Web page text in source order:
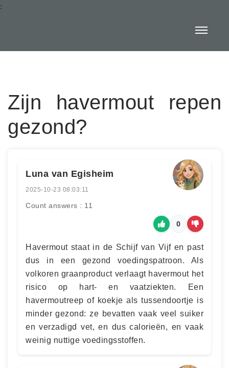
:
Zijn havermout repen
gezond?
Luna van Egisheim
2025-10-23 08:03:11
Count answers : 11
0
Havermout staat in de Schijf van Vijf en past
dus in een gezond voedingspatroon. Als
volkoren graanproduct verlaagt havermout het
risico op hart- en vaatziekten. Een
havermoutreep of koekje als tussendoortje is
minder gezond: ze bevatten vaak veel suiker
en verzadigd vet, en dus calorieën, en vaak
weinig nuttige voedingsstoffen.